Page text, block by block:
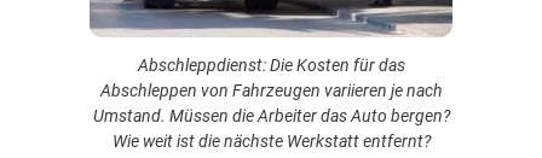
Abschleppdienst: Die Kosten für das
Abschleppen von Fahrzeugen variieren je nach
Umstand. Müssen die Arbeiter das Auto bergen?
Wie weit ist die nächste Werkstatt entfernt?